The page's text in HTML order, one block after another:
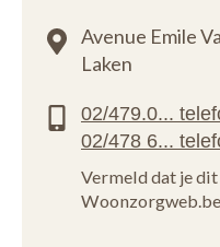
Avenue Emile
Laken
Vermeld dat je